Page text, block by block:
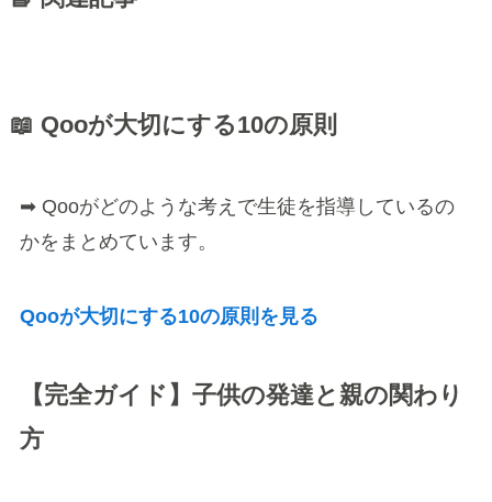
📖 Qooが大切にする10の原則
➡ Qooがどのような考えで生徒を指導しているの
かをまとめています。
Qooが大切にする10の原則を見る
【完全ガイド】子供の発達と親の関わり
方